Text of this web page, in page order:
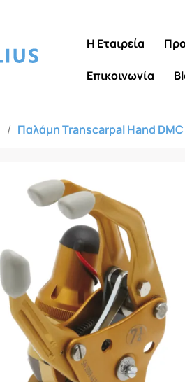
Η Εταιρεία
Επικοινωνία
/ Παλάμη Transcarpal Hand